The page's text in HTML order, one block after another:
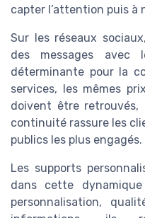
capter l’attention puis à
Sur les réseaux
des messages avec
déterminante pour la
services, les mêmes
doivent être
continuité rassure les
publics les plus engagés.
Les supports
dans cette
personnalisation,